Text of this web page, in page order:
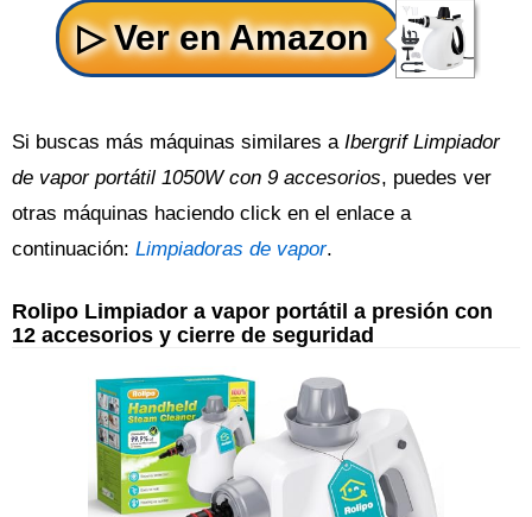
Si buscas más máquinas similares a Ibergrif Limpiador
de vapor portátil 1050W con 9 accesorios, puedes ver
otras máquinas haciendo click en el enlace a
continuación: Limpiadoras de vapor.
Rolipo Limpiador a vapor portátil a presión con
12 accesorios y cierre de seguridad